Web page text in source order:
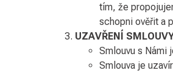
tím, že
schopni ověřit a
UZAVŘENÍ
Smlouvu s Námi
Smlouva je